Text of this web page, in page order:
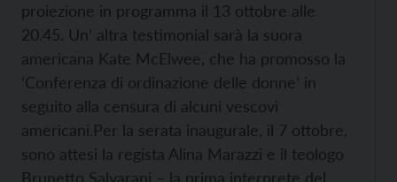
proiezione in programma il 13 ottobre alle
20.45. Un’ altra testimonial sarà la suora
americana Kate McElwee, che ha promosso la
‘Conferenza di ordinazione delle donne’ in
seguito alla censura di alcuni vescovi
americani.Per la serata inaugurale, il 7 ottobre,
sono attesi la regista Alina Marazzi e il teologo
Brunetto Salvarani – la prima interprete del